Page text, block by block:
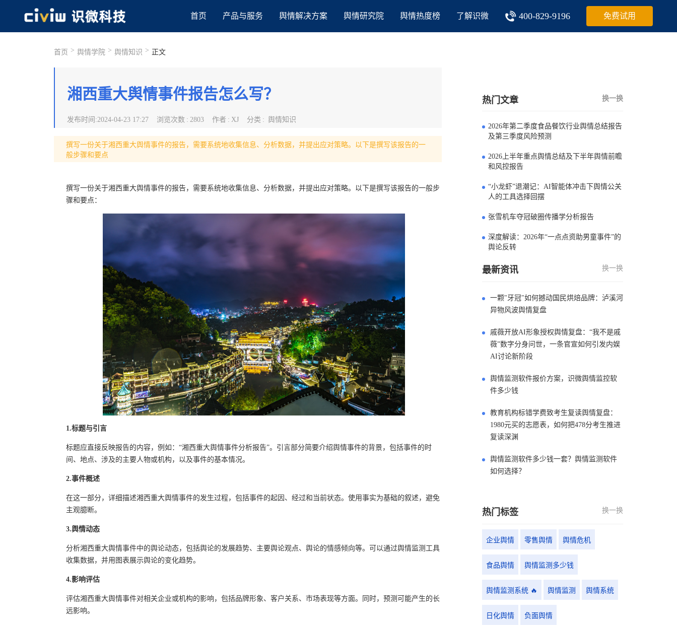
首页 产品与服务 舆情解决方案 舆情研究院 舆情热度榜 了解识微 400-829-9196 免费试用
首页 > 舆情学院 > 舆情知识 > 正文
湘西重大舆情事件报告怎么写？
发布时间 :2024-04-23 17:27 浏览次数 : 2803 作者 : XJ 分类 : 舆情知识
撰写一份关于湘西重大舆情事件的报告，需要系统地收集信息、分析数据，并提出应对策略。以下是撰写该报告的一
般步骤和要点
撰写一份关于湘西重大舆情事件的报告，需要系统地收集信息、分析数据，并提出应对策略。以下是撰写该报告的一般步
骤和要点：
1.标题与引言
标题应直接反映报告的内容，例如：“湘西重大舆情事件分析报告”。引言部分简要介绍舆情事件的背景，包括事件的时
间、地点、涉及的主要人物或机构，以及事件的基本情况。
2.事件概述
在这一部分，详细描述湘西重大舆情事件的发生过程，包括事件的起因、经过和当前状态。使用事实为基础的叙述，避免
主观臆断。
3.舆情动态
分析湘西重大舆情事件中的舆论动态，包括舆论的发展趋势、主要舆论观点、舆论的情感倾向等。可以通过舆情监测工具
收集数据，并用图表展示舆论的变化趋势。
4.影响评估
评估湘西重大舆情事件对相关企业或机构的影响，包括品牌形象、客户关系、市场表现等方面。同时，预测可能产生的长
远影响。
热门文章 换一换
2026年第二季度食品餐饮行业舆情总结报告
及第三季度风险预测
2026上半年重点舆情总结及下半年舆情前瞻
和风控报告
“小龙虾”退潮记：AI智能体冲击下舆情公关
人的工具选择回摆
张雪机车夺冠破圈传播学分析报告
深度解读：2026年“一点点资助男童事件”的
舆论反转
最新资讯 换一换
一颗"牙冠"如何撼动国民烘焙品牌：泸溪河
异物风波舆情复盘
戚薇开放AI形象授权舆情复盘：“我不是戚
薇”数字分身问世，一条官宣如何引发内娱
AI讨论新阶段
舆情监测软件报价方案，识微舆情监控软
件多少钱
教育机构标错学费致考生复读舆情复盘：
1980元买的志愿表，如何把478分考生推进
复读深渊
舆情监测软件多少钱一套？舆情监测软件
如何选择？
热门标签 换一换
企业舆情 零售舆情 舆情危机
食品舆情 舆情监测多少钱
舆情监测系统 🔥 舆情监测 舆情系统
日化舆情 负面舆情